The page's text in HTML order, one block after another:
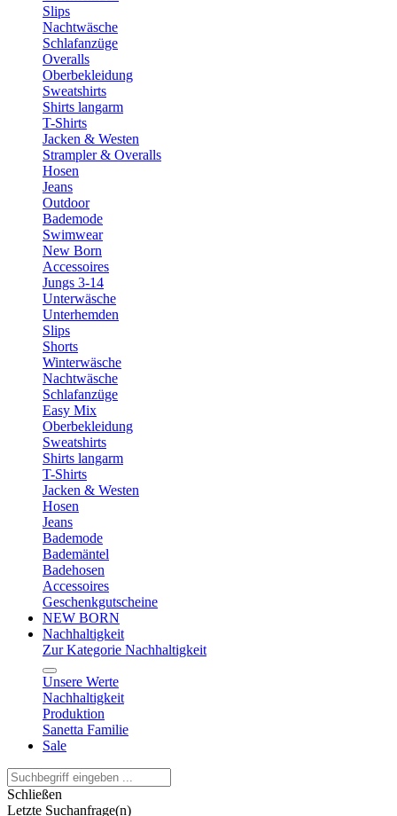
Slips
Nachtwäsche
Schlafanzüge
Overalls
Oberbekleidung
Sweatshirts
Shirts langarm
T-Shirts
Jacken & Westen
Strampler & Overalls
Hosen
Jeans
Outdoor
Bademode
Swimwear
New Born
Accessoires
Jungs 3-14
Unterwäsche
Unterhemden
Slips
Shorts
Winterwäsche
Nachtwäsche
Schlafanzüge
Easy Mix
Oberbekleidung
Sweatshirts
Shirts langarm
T-Shirts
Jacken & Westen
Hosen
Jeans
Bademode
Bademäntel
Badehosen
Accessoires
Geschenkgutscheine
NEW BORN
Nachhaltigkeit
Zur Kategorie Nachhaltigkeit
Unsere Werte
Nachhaltigkeit
Produktion
Sanetta Familie
Sale
Schließen
Letzte Suchanfrage(n)